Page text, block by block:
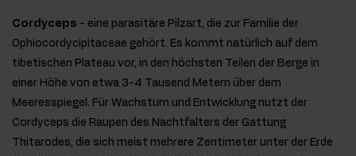
Cordyceps - eine parasitäre Pilzart, die zur Familie der
Ophiocordycipitaceae gehört. Es kommt natürlich auf dem
tibetischen Plateau vor, in den höchsten Teilen der Berge in
einer Höhe von etwa 3-4 Tausend Metern über dem
Meeresspiegel. Für Wachstum und Entwicklung nutzt der
Cordyceps die Raupen des Nachtfalters der Gattung
Thitarodes, die sich meist mehrere Zentimeter unter der Erde